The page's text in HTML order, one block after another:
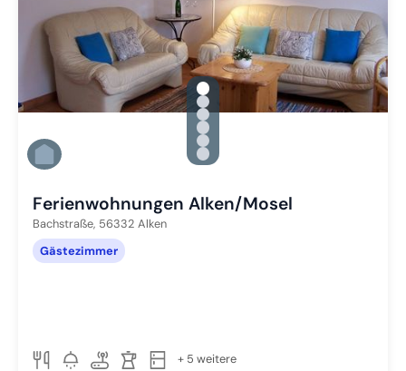
gallery.slide_selector
Zu Slide 1 wechseln
Zu Slide 2 wechseln
Zu Slide 3 wechseln
Zu Slide 4 wechseln
Zu Slide 5 wechseln
Zu Slide 6 wechseln
Ferienwohnungen Alken/Mosel
Bachstraße, 56332 Alken
Gästezimmer
+ 5 weitere